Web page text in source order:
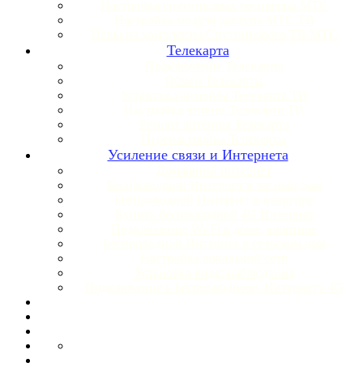
Телекарта
Усиление связи и Интернета